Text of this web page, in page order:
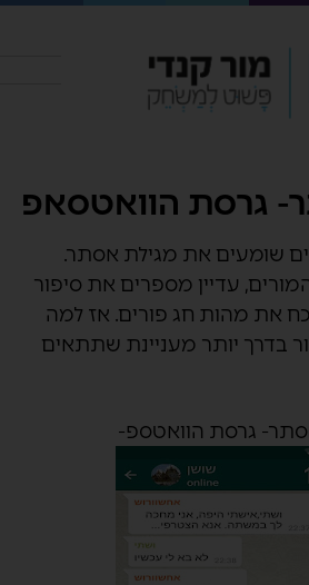
גרסת הוואטסאפ
שומעים את מגילת אסתר.
עדיין מספרים את סיפור
את מהות חג פורים. אז למה
בדרך יותר מעניינת שתתאים
גרסת הוואטספ-